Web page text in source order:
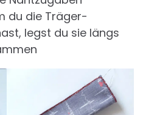
du die Träger-
legst du sie längs